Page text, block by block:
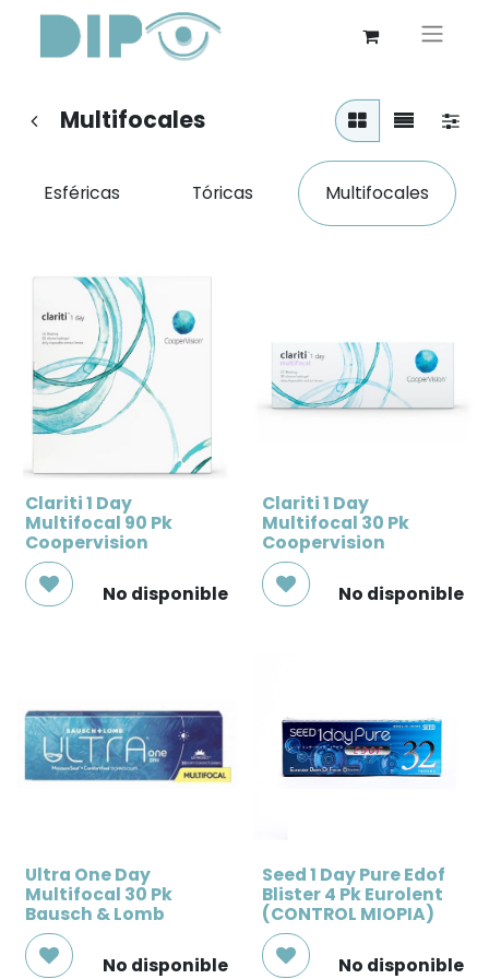
Multifocales
Esféricas Tóricas Multifocales
Clariti 1 Day
Multifocal 90 Pk
Coopervision
No disponible
Clariti 1 Day
Multifocal 30 Pk
Coopervision
No disponible
Ultra One Day
Multifocal 30 Pk
Bausch & Lomb
No disponible
Seed 1 Day Pure Edof
Blister 4 Pk Eurolent
(CONTROL MIOPIA)
No disponible